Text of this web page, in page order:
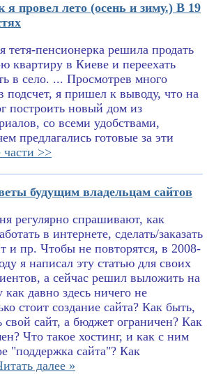
я провел лето (осень и зиму.) В 19
тетя-пенсионерка решила продать
квартиру в Киеве и переехать
в село. ... Просмотрев много
подсчет, я пришел к выводу, что на
построить новый дом из
со всеми удобствами,
предлагались готовые за эти
части >>
будущим владельцам сайтов
регулярно спрашивают, как
в интернете, сделать/заказать
и пр. Чтобы не повторятся, в 2008-
я написал эту статью для своих
а сейчас решил выложить на
давно здесь ничего не
стоит создание сайта? Как быть,
свой сайт, а бюджет ограничен? Как
Что такое хостинг, и как с ним
"поддержка сайта"? Как
далее »